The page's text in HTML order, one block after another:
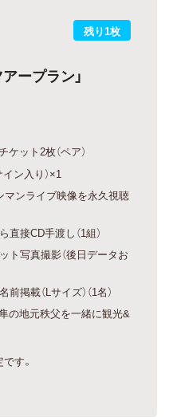
残り1枚
ープラン」
ット2枚（ペア）
ン入り）×1
ンライブ映像を永久視聴
接CD手渡し（1組）
ト写真撮影（後日データお
掲載（Lサイズ）（1名）
の地元秩父を一緒に観光&
す。